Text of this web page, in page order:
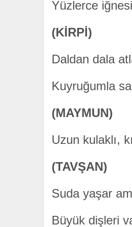
Yüzlerce
(KİRPİ)
Daldan dala
Kuyruğumla
(MAYMUN)
Uzun kulaklı,
(TAVŞAN)
Suda yaşar
Büyük dişleri